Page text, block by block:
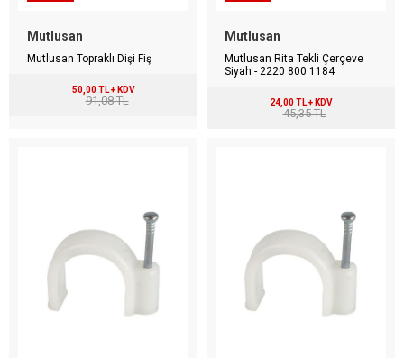
Mutlusan
Mutlusan Topraklı Dişi Fiş
50,00 TL + KDV
91,08 TL
Mutlusan
Mutlusan Rita Tekli Çerçeve
Siyah - 2220 800 1184
24,00 TL + KDV
45,35 TL